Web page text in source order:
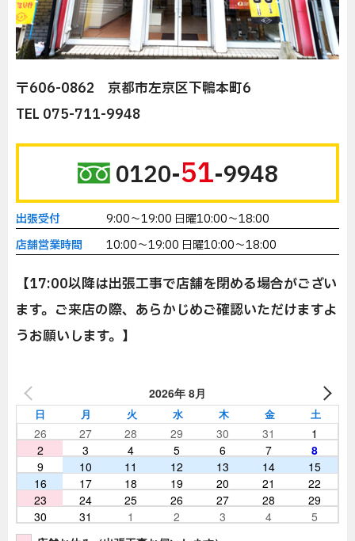
〒606-0862 京都市左京区下鴨本町6
TEL 075-711-9948
0120-51-9948
出張受付
9:00～19:00 日曜10:00～18:00
店舗営業時間
10:00～19:00 日曜10:00～18:00
【17:00以降は出張工事で店舗を閉める場合がござい
ます。ご来店の際、あらかじめご確認いただけますよ
うお願いします。】
2026年 8月
日 月 火 水 木 金 土
26 27 28 29 30 31
1
2
3 4 5 6 7
8
9
10 11 12 13 14
15
16
17 18 19 20 21
22
23
24 25 26 27 28
29
30
31 1 2 3 4
5